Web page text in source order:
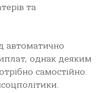
та
автоматично
однак деяким
самостійно.